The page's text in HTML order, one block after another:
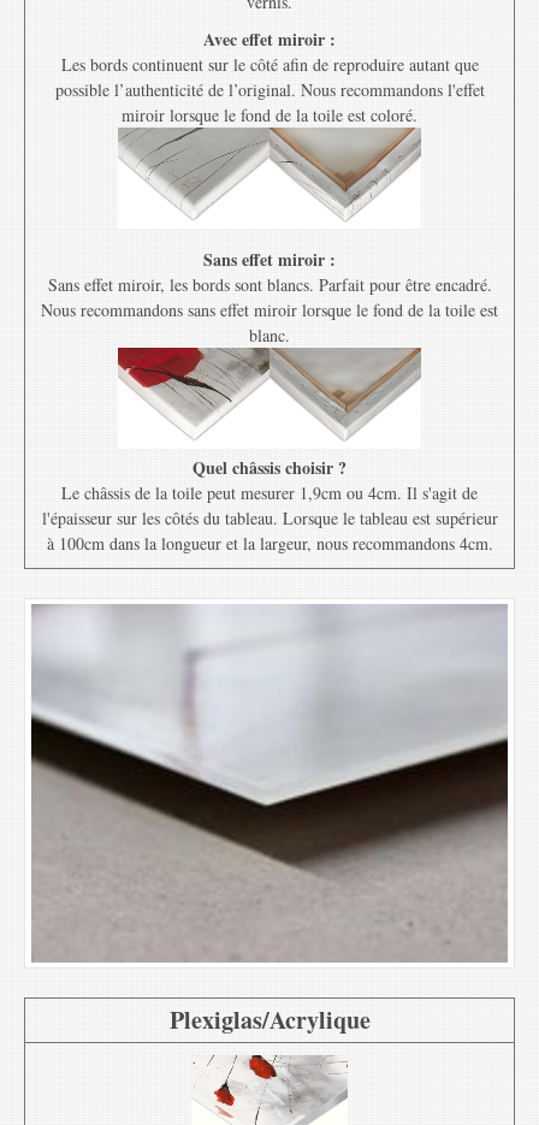
Avec effet miroir :
Les bords continuent sur le côté afin de reproduire autant que
possible l’authenticité de l’original. Nous recommandons l'effet
miroir lorsque le fond de la toile est coloré.
Sans effet miroir :
Sans effet miroir, les bords sont blancs. Parfait pour être encadré.
Nous recommandons sans effet miroir lorsque le fond de la toile est
blanc.
Quel châssis choisir ?
Le châssis de la toile peut mesurer 1,9cm ou 4cm. Il s'agit de
l'épaisseur sur les côtés du tableau. Lorsque le tableau est supérieur
à 100cm dans la longueur et la largeur, nous recommandons 4cm.
Plexiglas/Acrylique